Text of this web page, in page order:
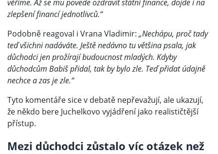
věříme. Až se mu povede ozdravit státní finance, dojde i na
zlepšení financí jednotlivců.“
Podobně reagoval i Vrana Vladimir: „Nechápu, proč tady
teď všichni nadáváte. Ještě nedávno tu většina psala, jak
důchodci jen prožírají budoucnost mladých. Kdyby
důchodcům Babiš přidal, tak by bylo zle. Teď přidat údajně
nechce a zas je zle.“
Tyto komentáře sice v debatě nepřevažují, ale ukazují,
že někdo bere Juchelkovo vyjádření jako realističtější
přístup.
Mezi důchodci zůstalo víc otázek než